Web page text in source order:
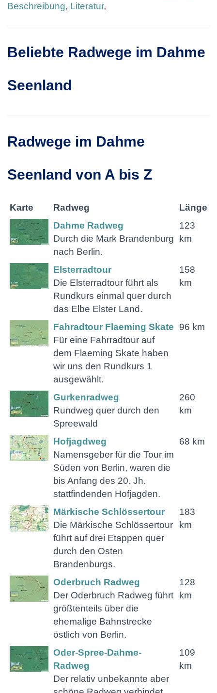
Beschreibung, Literatur,
Beliebte Radwege im Dahme
Seenland
Radwege im Dahme
Seenland von A bis Z
Karte Radweg
Länge
Dahme Radweg
Durch die Mark Brandenburg
nach Berlin.
123
km
Elsterradtour
Die Elsterradtour führt als
Rundkurs einmal quer durch
das Elbe Elster Land.
158
km
Fahradtour Flaeming Skate
Für eine Fahrradtour auf
dem Flaeming Skate haben
wir uns den Rundkurs 1
ausgewählt.
96 km
Gurkenradweg
Rundweg quer durch den
Spreewald
260
km
Hofjagdweg
Namensgeber für die Tour im
Süden von Berlin, waren die
bis Anfang des 20. Jh.
stattfindenden Hofjagden.
68 km
Märkische Schlössertour
Die Märkische Schlössertour
führt auf drei Etappen quer
durch den Osten
Brandenburgs.
183
km
Oderbruch Radweg
Der Oderbruch Radweg führt
größtenteils über die
ehemalige Bahnstrecke
östlich von Berlin.
128
km
Oder-Spree-Dahme-
Radweg
Der relativ unbekannte aber
109
km